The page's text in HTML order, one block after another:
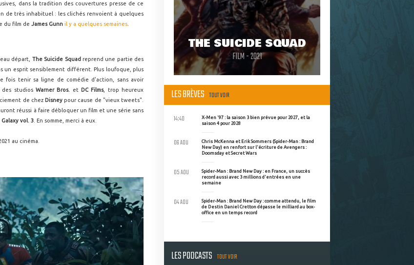
dans la tradition des couvertures presse de ce
de très inhabituel : les clichés renvoient à quelques
du film de James Gunn il y a quelques semaines
départ, The Suicide Squad reprend une partie des
un esprit sensiblement différent. Plus loufoque, plus
fois tenir sa ligne de comédie d'action, sans avoir
studios Warner Bros. et DC Films, trop heureux
de chez Disney pour cause de "vieux tweets".
réussi à faire débloquer un film et une série sans
vol. 3 . En somme, merci à eux.
au cinéma.
THE SUICIDE SQUAD
FILM - 2021
LES BRÈVES TOUT VOIR
X-Men '97 : la saison 3 bien prévue pour 2027, et la
saison 4 pour 2028
14:40
Chris McKenna et Erik Sommers (Spider-Man : Brand
New Day) en renfort sur l'écriture de Avengers :
Doomsday et Secret Wars
06 AOU
Spider-Man : Brand New Day : en France, un succès
record aussi avec 3 millions d'entrées en une
semaine
05 AOU
Spider-Man : Brand New Day : comme attendu, le film
de Destin Daniel Cretton dépasse le milliard au box-
office en un temps record
04 AOU
LES PODCASTS TOUT VOIR